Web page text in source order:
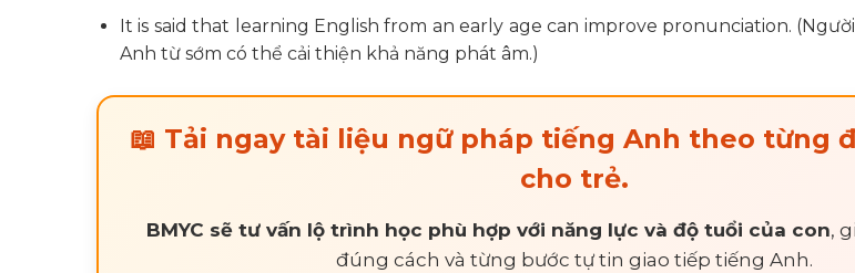
It is said that learning English from an early age can improve pronunciation.
Anh từ sớm có thể cải thiện khả năng phát âm.)
📖 Tải ngay tài liệu ngữ pháp tiếng Anh theo từng
cho trẻ.
BMYC sẽ tư vấn lộ trình học phù hợp với năng lực và độ tuổi của con,
đúng cách và từng bước tự tin giao tiếp tiếng Anh.